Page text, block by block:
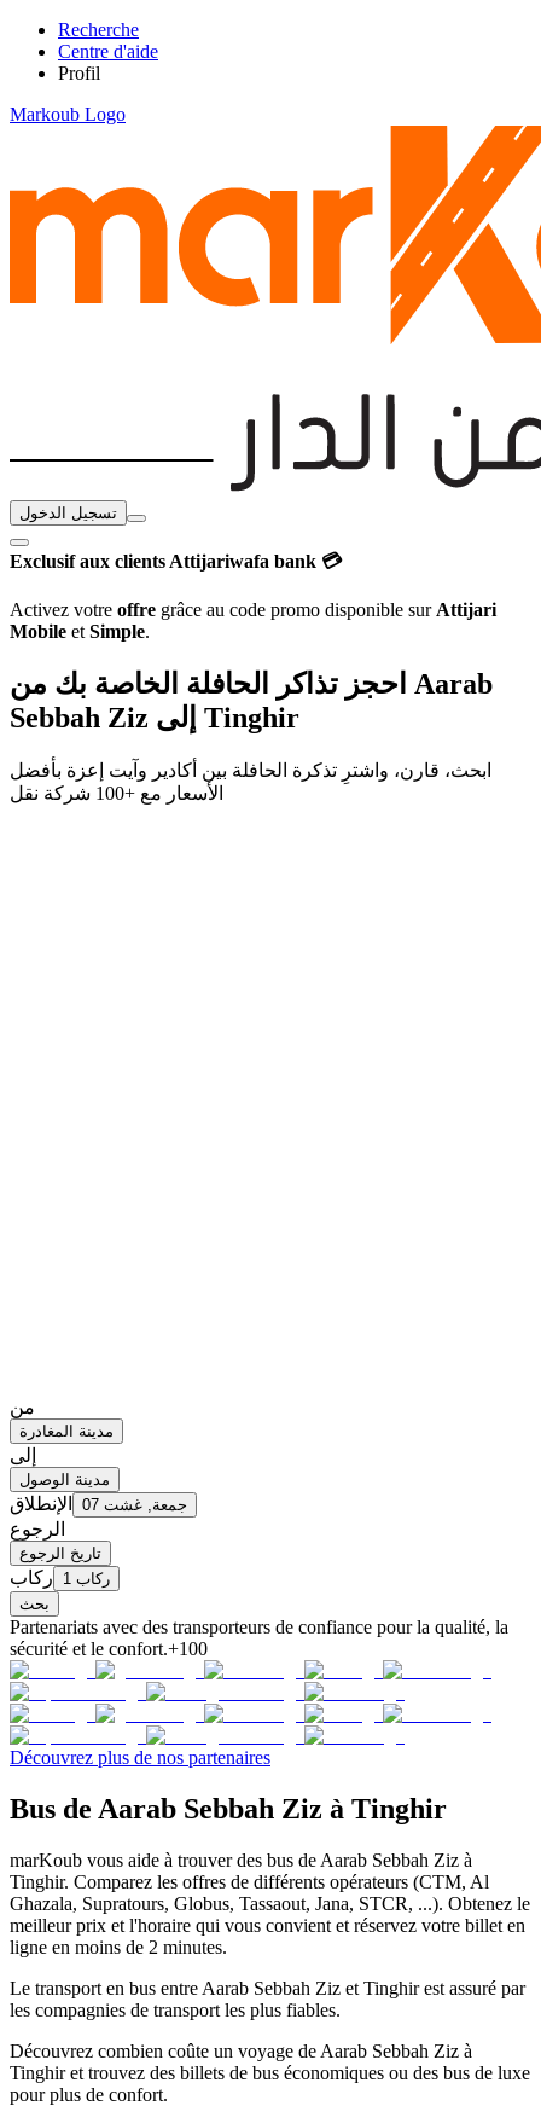
Recherche
Centre d'aide
Profil
Markoub Logo
تسجيل الدخول
Exclusif aux clients Attijariwafa bank 💳
Activez votre offre grâce au code promo disponible sur Attijari
Mobile et Simple.
Aarab
Sebbah Ziz
Tinghir
ابحث، قارن، واشترِ تذكرة الحافلة بين أكادير و آيت إعزة بأفضل
الأسعار مع +100 شركة نقل
من
مدينة المغادرة
إلى
مدينة الوصول
الإنطلاق جمعة, غشت 07
الرجوع
تاريخ الرجوع
ركاب
1 ركاب
بحث
Partenariats avec des transporteurs de confiance pour la qualité, la
sécurité et le confort.+100
Découvrez plus de nos partenaires
Bus de Aarab Sebbah Ziz à Tinghir
marKoub vous aide à trouver des bus de Aarab Sebbah Ziz à
Tinghir. Comparez les offres de différents opérateurs (CTM, Al
Ghazala, Supratours, Globus, Tassaout, Jana, STCR, ...). Obtenez le
meilleur prix et l'horaire qui vous convient et réservez votre billet en
ligne en moins de 2 minutes.
Le transport en bus entre Aarab Sebbah Ziz et Tinghir est assuré par
les compagnies de transport les plus fiables.
Découvrez combien coûte un voyage de Aarab Sebbah Ziz à
Tinghir et trouvez des billets de bus économiques ou des bus de luxe
pour plus de confort.